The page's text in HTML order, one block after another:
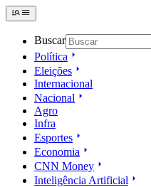
Buscar
Política
Eleições
Internacional
Nacional
Agro
Infra
Esportes
Economia
CNN Money
Inteligência Artificial